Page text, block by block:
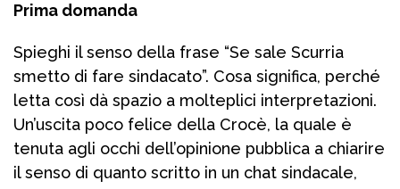
Prima domanda
Spieghi il senso della frase “Se sale Scurria
smetto di fare sindacato”. Cosa significa, perché
letta così dà spazio a molteplici interpretazioni.
Un’uscita poco felice della Crocè, la quale è
tenuta agli occhi dell’opinione pubblica a chiarire
il senso di quanto scritto in un chat sindacale,